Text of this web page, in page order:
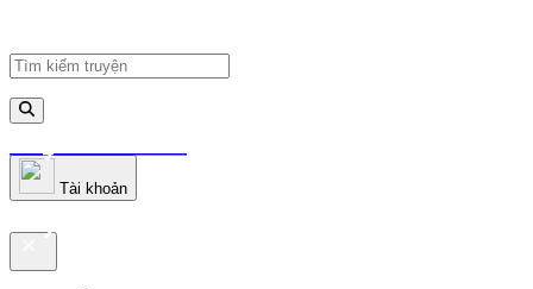
truyenfullz.com
Tài khoản
truyenfullz.com